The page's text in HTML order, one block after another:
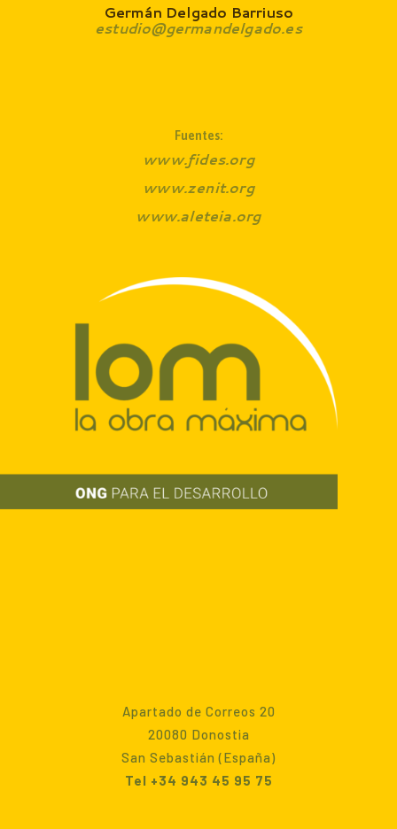
Germán Delgado Barriuso
estudio@germandelgado.es
Fuentes:
www.fides.org
www.zenit.org
www.aleteia.org
Apartado de Correos 20
20080 Donostia
San Sebastián (España)
Tel +34 943 45 95 75